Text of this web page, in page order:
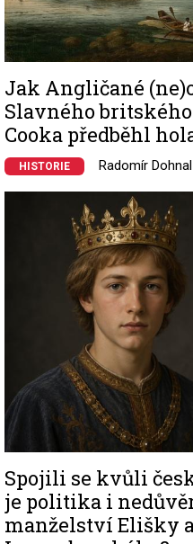
Jak Angličané
Slavného
Cooka předběhl
HISTORIE Radomír Dohnal
Spojili se kvůli
je politika i
manželství Elišky